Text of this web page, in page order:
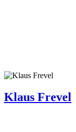
Klaus Frevel